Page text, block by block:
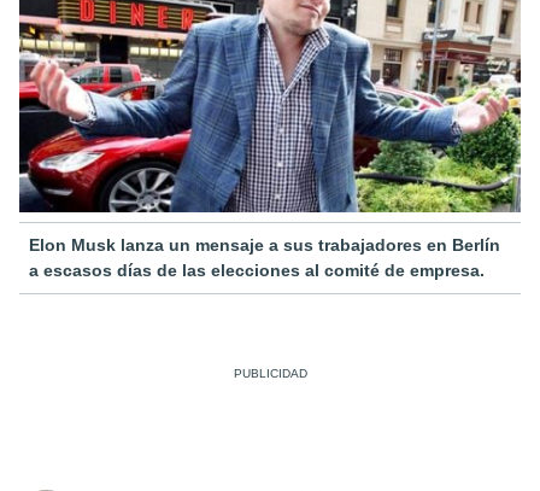
Elon Musk lanza un mensaje a sus trabajadores en Berlín
a escasos días de las elecciones al comité de empresa.